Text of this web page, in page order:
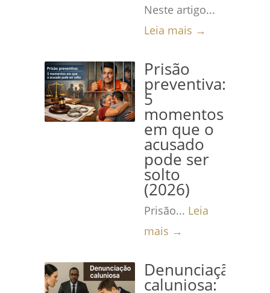
Neste artigo...
Leia mais →
Prisão
preventiva:
5
momentos
em que o
acusado
pode ser
solto
(2026)
Prisão... Leia
mais →
Denunciação
caluniosa: